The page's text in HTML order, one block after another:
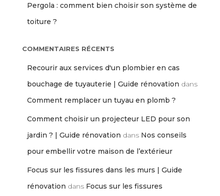
Pergola : comment bien choisir son système de
toiture ?
COMMENTAIRES RÉCENTS
Recourir aux services d'un plombier en cas
bouchage de tuyauterie | Guide rénovation dans
Comment remplacer un tuyau en plomb ?
Comment choisir un projecteur LED pour son
jardin ? | Guide rénovation dans Nos conseils
pour embellir votre maison de l’extérieur
Focus sur les fissures dans les murs | Guide
rénovation dans Focus sur les fissures